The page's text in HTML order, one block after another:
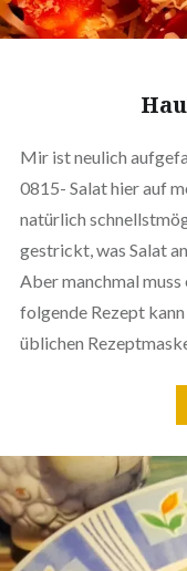
Mir ist neulich
0815- Salat hier auf
natürlich
gestrickt, was Salat
Aber manchmal muss
folgende Rezept
üblichen